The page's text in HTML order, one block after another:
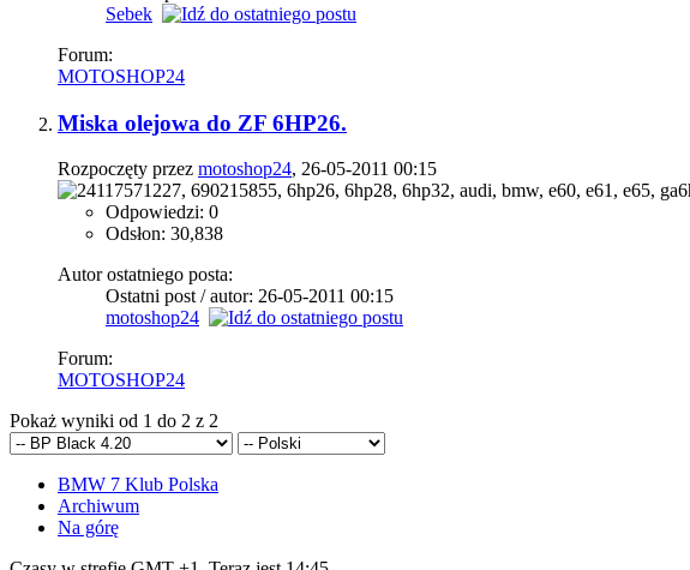
Sebek
Forum:
MOTOSHOP24
Miska olejowa do ZF 6HP26.
Rozpoczęty przez motoshop24, 26-05-2011 00:15
Odpowiedzi: 0
Odsłon: 30,838
Autor ostatniego posta:
Ostatni post / autor: 26-05-2011 00:15
motoshop24
Forum:
MOTOSHOP24
Pokaż wyniki od 1 do 2 z 2
BMW 7 Klub Polska
Archiwum
Na górę